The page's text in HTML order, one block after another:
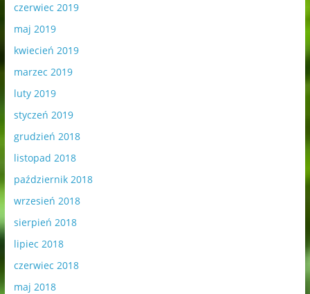
czerwiec 2019
maj 2019
kwiecień 2019
marzec 2019
luty 2019
styczeń 2019
grudzień 2018
listopad 2018
październik 2018
wrzesień 2018
sierpień 2018
lipiec 2018
czerwiec 2018
maj 2018